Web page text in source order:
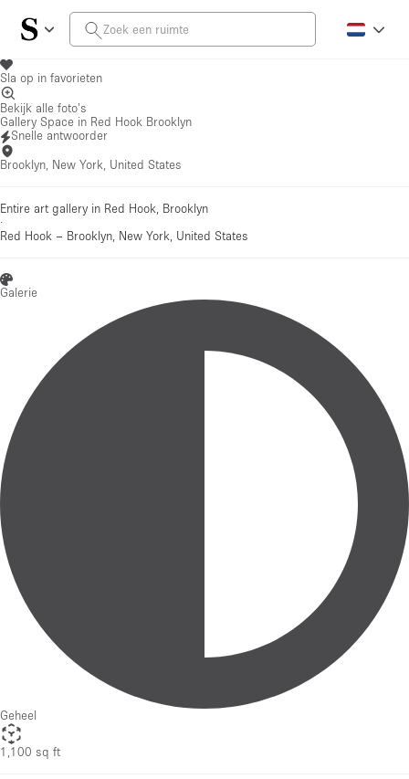
Sla op in favorieten
Bekijk alle foto's
Gallery Space in Red Hook Brooklyn
Snelle antwoorder
Brooklyn, New York, United States
Entire art gallery in Red Hook, Brooklyn
·
Red Hook – Brooklyn, New York, United States
Galerie
Geheel
1,100 sq ft